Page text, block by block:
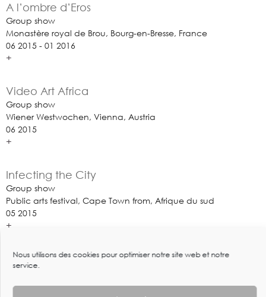
Nous utilisons des cookies pour optimiser notre site web et notre
service.
A l’ombre d’Eros
Group show
Monastère royal de Brou, Bourg-en-Bresse, France
06 2015 - 01 2016
+
Video Art Africa
Group show
Wiener Westwochen, Vienna, Austria
06 2015
+
Infecting the City
Group show
Public arts festival, Cape Town from, Afrique du sud
05 2015
+
The Divine Comedy
Group show
Smithsonian National Museum of African Art - Washington USA